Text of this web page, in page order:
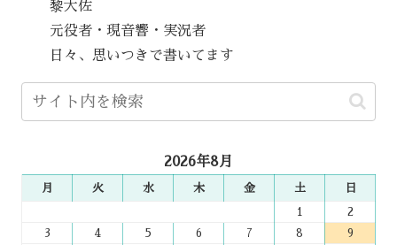
黎大佐
元役者・現音響・実況者
日々、思いつきで書いてます
2026年8月
月 火 水 木 金 土 日
1
2
3
4 5 6 7 8
9